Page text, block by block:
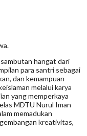
hangat dari
para santri sebagai
dan kemampuan
melalui karya
yang memperkaya
MDTU Nurul Iman
memadukan
kreativitas,